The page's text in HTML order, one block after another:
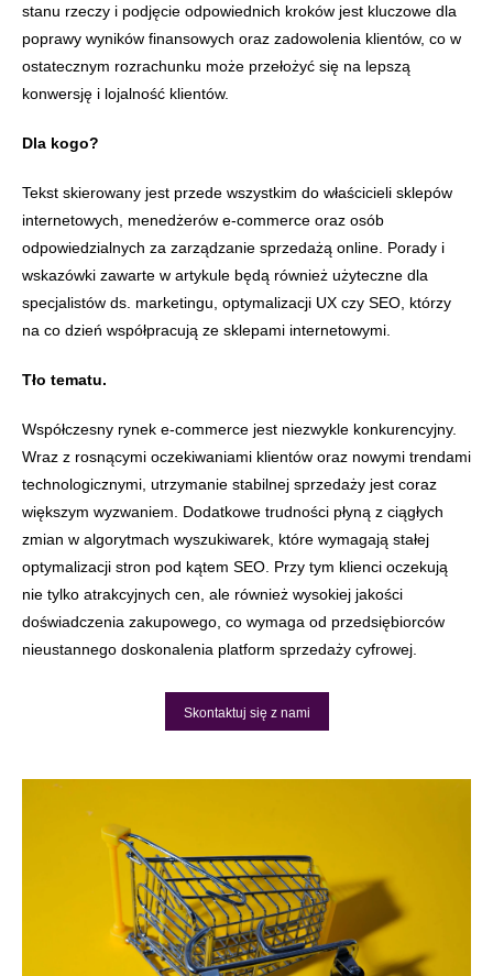
stanu rzeczy i podjęcie odpowiednich kroków jest kluczowe dla
poprawy wyników finansowych oraz zadowolenia klientów, co w
ostatecznym rozrachunku może przełożyć się na lepszą
konwersję i lojalność klientów.
Dla kogo?
Tekst skierowany jest przede wszystkim do właścicieli sklepów
internetowych, menedżerów e-commerce oraz osób
odpowiedzialnych za zarządzanie sprzedażą online. Porady i
wskazówki zawarte w artykule będą również użyteczne dla
specjalistów ds. marketingu, optymalizacji UX czy SEO, którzy
na co dzień współpracują ze sklepami internetowymi.
Tło tematu.
Współczesny rynek e-commerce jest niezwykle konkurencyjny.
Wraz z rosnącymi oczekiwaniami klientów oraz nowymi trendami
technologicznymi, utrzymanie stabilnej sprzedaży jest coraz
większym wyzwaniem. Dodatkowe trudności płyną z ciągłych
zmian w algorytmach wyszukiwarek, które wymagają stałej
optymalizacji stron pod kątem SEO. Przy tym klienci oczekują
nie tylko atrakcyjnych cen, ale również wysokiej jakości
doświadczenia zakupowego, co wymaga od przedsiębiorców
nieustannego doskonalenia platform sprzedaży cyfrowej.
Skontaktuj się z nami